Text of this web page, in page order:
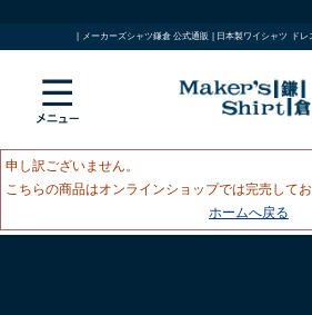
| メーカーズシャツ鎌倉 公式通販 | 日本製ワイシャツ ド
申し訳ございません。
こちらの商品はオンラインショップでは完売してお
ホームへ戻る